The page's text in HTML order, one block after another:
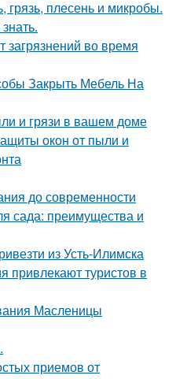
грязь, плесень и микробы.
загрязнений во время
Закрыть Мебель На
и грязи в вашем доме
окон от пыли и
до современности
сада: преимущества и
из Усть-Илимска
привлекают туристов в
Масленицы
приемов от